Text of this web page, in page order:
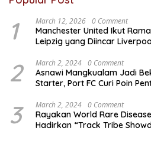
1 March 12, 2026 0 Comment
Manchester United Ikut
Leipzig yang Diincar
2 March 2, 2024 0 Comment
Asnawi Mangkualam Jadi
Starter, Port FC Curi Poin
3 March 2, 2024 0 Comment
Rayakan World Rare
Hadirkan “Track Tribe